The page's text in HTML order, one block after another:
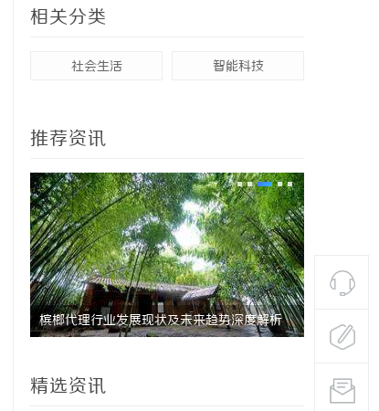
相关分类
社会生活 智能科技
推荐资讯
槟榔代理行业发展现状及未来趋势深度解析 深入解析
设计哲学
精选资讯